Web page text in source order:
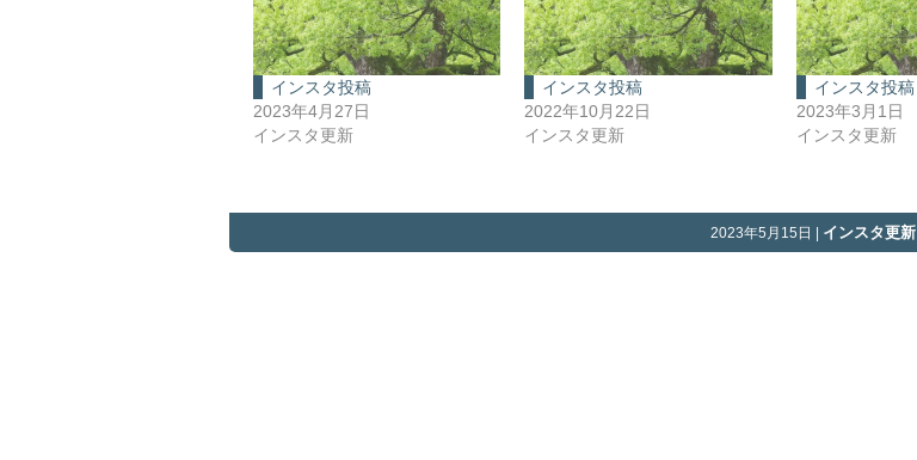
インスタ投稿
2023年4月27日
インスタ更新
インスタ投稿
2022年10月22日
インスタ更新
インスタ投稿
2023年3月1日
インスタ更新
2023年5月15日 | インスタ更新